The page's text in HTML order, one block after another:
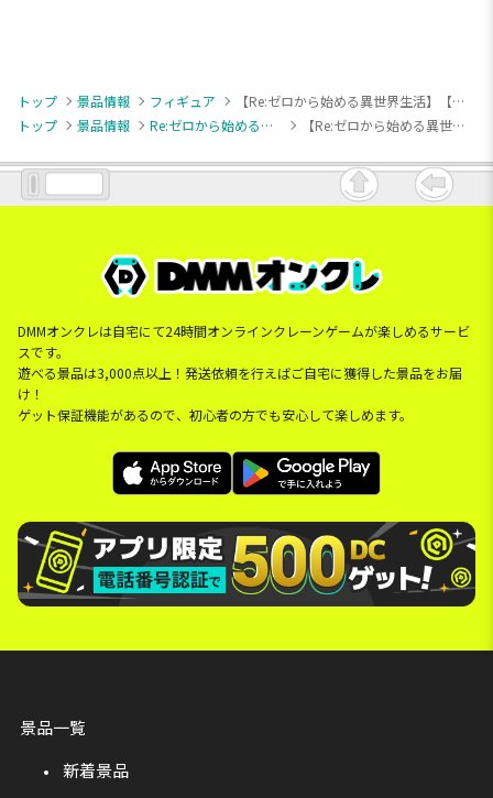
トップ 景品情報 フィギュア
【Re:ゼロから始める異世界生活】【ラム】Re:ゼロから始める異世界生活 ぬーどるストッパーフィギュアーラム・文学スタイルー
トップ
景品情報 Re:ゼロから始める異世界生活 【Re:ゼロから始める異世界生活】【ラム】Re:ゼロから始める異世界生活 ぬーどるストッパーフィギュアーラム・文学スタイルー
DMMオンクレは自宅にて24時間オンラインクレーンゲームが楽しめるサービ
スです。
遊べる景品は3,000点以上！発送依頼を行えばご自宅に獲得した景品をお届
け！
ゲット保証機能があるので、初心者の方でも安心して楽しめます。
景品一覧
新着景品